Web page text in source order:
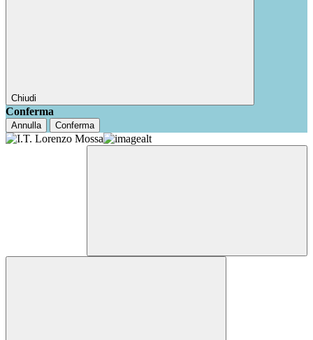
Chiudi
Conferma
Annulla Conferma